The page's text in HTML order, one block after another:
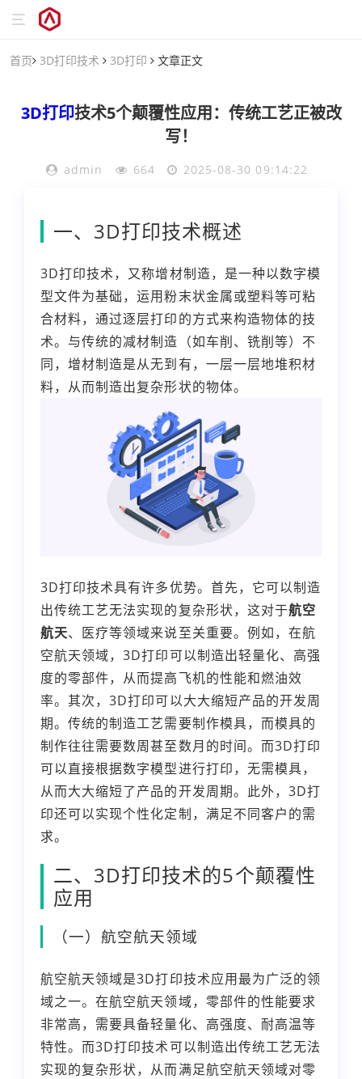
首页 3D打印技术 3D打印 文章正文
3D打印技术5个颠覆性应用：传统工艺正被改
写！
admin 664 2025-08-30 09:14:22
一、3D打印技术概述
3D打印技术，又称增材制造，是一种以数字模
型文件为基础，运用粉末状金属或塑料等可粘
合材料，通过逐层打印的方式来构造物体的技
术。与传统的减材制造（如车削、铣削等）不
同，增材制造是从无到有，一层一层地堆积材
料，从而制造出复杂形状的物体。
3D打印技术具有许多优势。首先，它可以制造
出传统工艺无法实现的复杂形状，这对于航空
航天、医疗等领域来说至关重要。例如，在航
空航天领域，3D打印可以制造出轻量化、高强
度的零部件，从而提高飞机的性能和燃油效
率。其次，3D打印可以大大缩短产品的开发周
期。传统的制造工艺需要制作模具，而模具的
制作往往需要数周甚至数月的时间。而3D打印
可以直接根据数字模型进行打印，无需模具，
从而大大缩短了产品的开发周期。此外，3D打
印还可以实现个性化定制，满足不同客户的需
求。
二、3D打印技术的5个颠覆性
应用
（一）航空航天领域
航空航天领域是3D打印技术应用最为广泛的领
域之一。在航空航天领域，零部件的性能要求
非常高，需要具备轻量化、高强度、耐高温等
特性。而3D打印技术可以制造出传统工艺无法
实现的复杂形状，从而满足航空航天领域对零